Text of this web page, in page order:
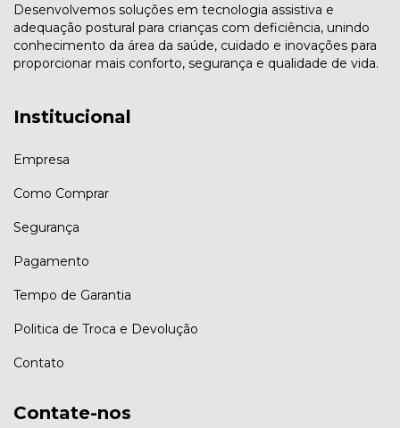
Desenvolvemos soluções em tecnologia assistiva e
adequação postural para crianças com deficiência, unindo
conhecimento da área da saúde, cuidado e inovações para
proporcionar mais conforto, segurança e qualidade de vida.
Institucional
Empresa
Como Comprar
Segurança
Pagamento
Tempo de Garantia
Politica de Troca e Devolução
Contato
Contate-nos